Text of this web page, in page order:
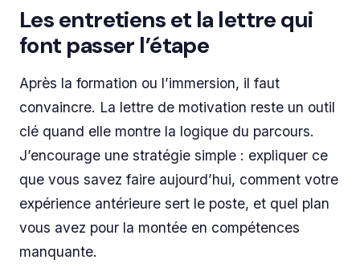
Les entretiens et la lettre qui
font passer l’étape
Après la formation ou l’immersion, il faut
convaincre. La lettre de motivation reste un outil
clé quand elle montre la logique du parcours.
J’encourage une stratégie simple : expliquer ce
que vous savez faire aujourd’hui, comment votre
expérience antérieure sert le poste, et quel plan
vous avez pour la montée en compétences
manquante.